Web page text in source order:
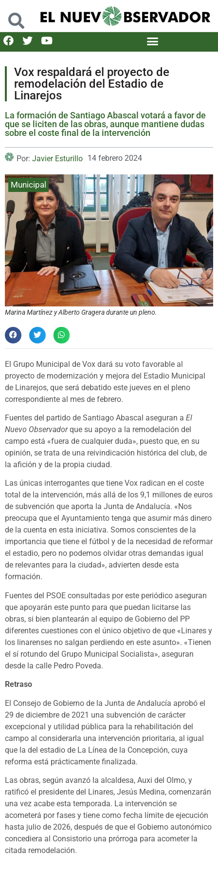
Vox respaldará el proyecto de
remodelación del Estadio de
Linarejos
La formación de Santiago Abascal votará a favor de
que se liciten de las obras, aunque mantiene dudas
sobre el coste final de la intervención
Por: Javier Esturillo 14 febrero 2024
Municipal
Marina Martínez y Alberto Gragera durante un pleno.
El Grupo Municipal de Vox dará su voto favorable al
proyecto de modernización y mejora del Estadio Municipal
de Linarejos, que será debatido este jueves en el pleno
correspondiente al mes de febrero.
Fuentes del partido de Santiago Abascal aseguran a El
Nuevo Observadorque su apoyo a la remodelación del
campo está «fuera de cualquier duda», puesto que, en su
opinión, se trata de una reivindicación histórica del club, de
la afición y de la propia ciudad.
Las únicas interrogantes que tiene Vox radican en el coste
total de la intervención, más allá de los 9,1 millones de euros
de subvención que aporta la Junta de Andalucía. «Nos
preocupa que el Ayuntamiento tenga que asumir más dinero
de la cuenta en esta iniciativa. Somos conscientes de la
importancia que tiene el fútbol y de la necesidad de reformar
el estadio, pero no podemos olvidar otras demandas igual
de relevantes para la ciudad», advierten desde esta
formación.
Fuentes del PSOE consultadas por este periódico aseguran
que apoyarán este punto para que puedan licitarse las
obras, si bien plantearán al equipo de Gobierno del PP
diferentes cuestiones con el único objetivo de que «Linares y
los linarenses no salgan perdiendo en este asunto». «Tienen
el sí rotundo del Grupo Municipal Socialista», aseguran
desde la calle Pedro Poveda.
Retraso
El Consejo de Gobierno de la Junta de Andalucía aprobó el
29 de diciembre de 2021 una subvención de carácter
excepcional y utilidad pública para la rehabilitación del
campo al considerarla una intervención prioritaria, al igual
que la del estadio de La Línea de la Concepción, cuya
reforma está prácticamente finalizada.
Las obras, según avanzó la alcaldesa, Auxi del Olmo, y
ratificó el presidente del Linares, Jesús Medina, comenzarán
una vez acabe esta temporada. La intervención se
acometerá por fases y tiene como fecha límite de ejecución
hasta julio de 2026, después de que el Gobierno autonómico
concediera al Consistorio una prórroga para acometer la
citada remodelación.